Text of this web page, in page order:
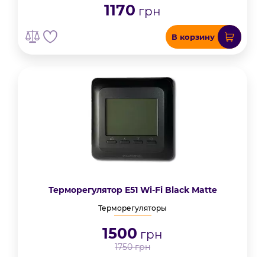
1170 грн
В корзину
Терморегулятор Е51 Wi-Fi Black Matte
Терморегуляторы
1500 грн
1750грн